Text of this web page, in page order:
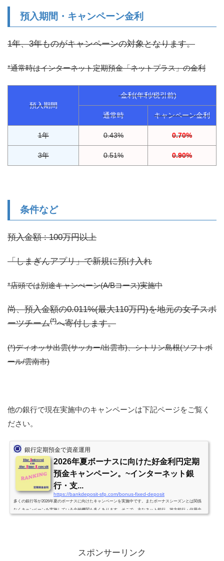
預入期間・キャンペーン金利
1年、3年ものがキャンペーンの対象となります。
*通常時はインターネット定期預金「ネットプラス」の金利
預入期間
金利(年利/税引前)
通常時 キャンペーン金利
1年 0.43% 0.70%
3年 0.51% 0.90%
条件など
預入金額 : 100万円以上
「しまぎんアプリ」で新規に預け入れ
*店頭では別途キャンぺーン(A/Bコース)実施中
尚、預入金額の0.011%(最大110万円)を地元の女子スポ
ーツチーム(*)へ寄付します。
(*)ディオッサ出雲(サッカー/出雲市)、シトリン島根(ソフトボ
ール/雲南市)
他の銀行で現在実施中のキャンペーンは下記ページをご覧く
ださい。
銀行定期預金で資産運用
2026年夏ボーナスに向けた好金利円定期
預金キャンペーン。~インターネット銀
行・支...
https://bankdeposit-sfp.com/bonus-fixed-deposit
多くの銀行等が2026年夏のボーナスに向けたキャンペーンを実施中です。またボーナスシーズンとは関係
なくキャンペーンを実施している金融機関も多くあります。そこで、主なネット銀行、地方銀行・信用金
スポンサーリンク